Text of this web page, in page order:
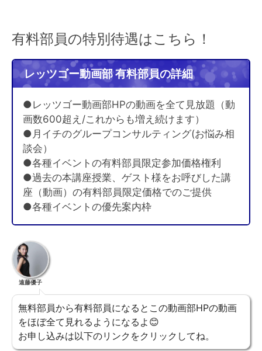
有料部員の特別待遇はこちら！
レッツゴー動画部 有料部員の詳細
●レッツゴー動画部HPの動画を全て見放題（動
画数600超え/これからも増え続けます）
●月イチのグループコンサルティング(お悩み相
談会）
●各種イベントの有料部員限定参加価格権利
●過去の本講座授業、ゲスト様をお呼びした講
座（動画）の有料部員限定価格でのご提供
●各種イベントの優先案内枠
遠藤優子
無料部員から有料部員になるとこの動画部HPの動画
をほぼ全て見れるようになるよ😊
お申し込みは以下のリンクをクリックしてね。